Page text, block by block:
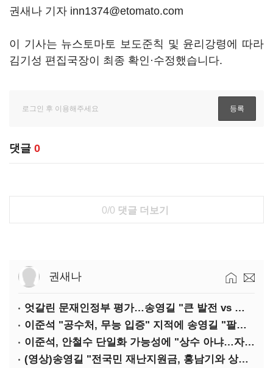
권새나 기자 inn1374@etomato.com
이 기사는 뉴스토마토 보도준칙 및 윤리강령에 따라
김기성 편집국장이 최종 확인·수정했습니다.
댓글 0
0/0 댓글 더보기
권새나
엇갈린 문재인정부 평가…송영길 "큰 발전 vs 이준석 "기본 점수"
이준석 "공수처, 무능 입증" 지적에 송영길 "팔다리 자른 게 국민의힘"
이준석, 안철수 단일화 가능성에 "상수 아냐…자의식 과잉"
(영상)송영길 "전국민 재난지원금, 홍남기와 상의·이재명 뜻 존중"